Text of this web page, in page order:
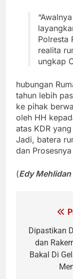
Polresta
realita
ungkap
hubungan
tahun lebih
ke pihak
oleh HH
atas KDR
Jadi, batera
dan
(Edy
Navigasi
pos
Dipastikan
dan
Bakal Di